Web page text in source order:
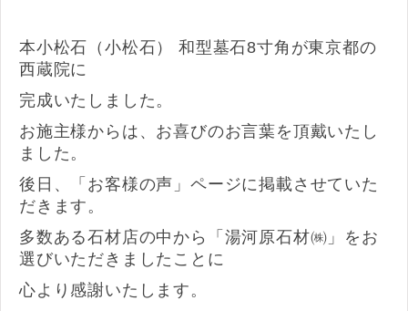
本小松石（小松石） 和型墓石8寸角が東京都の
西蔵院に
完成いたしました。
お施主様からは、お喜びのお言葉を頂戴いたし
ました。
後日、「お客様の声」ページに掲載させていた
だきます。
多数ある石材店の中から「湯河原石材㈱」をお
選びいただき ましたことに
心より感謝いたします。